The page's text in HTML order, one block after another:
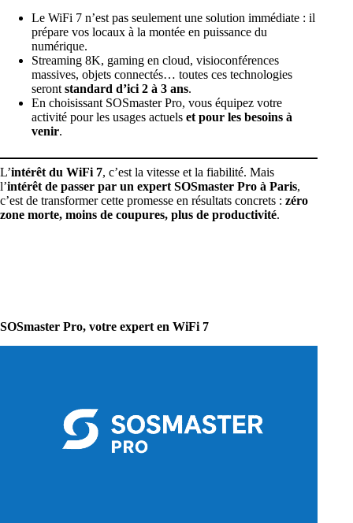
Le WiFi 7 n’est pas seulement une solution immédiate : il
prépare vos locaux à la montée en puissance du
numérique.
Streaming 8K, gaming en cloud, visioconférences
massives, objets connectés… toutes ces technologies
seront standard d’ici 2 à 3 ans.
En choisissant SOSmaster Pro, vous équipez votre
activité pour les usages actuels et pour les besoins à
venir.
L’intérêt du WiFi 7, c’est la vitesse et la fiabilité. Mais
l’intérêt de passer par un expert SOSmaster Pro à Paris,
c’est de transformer cette promesse en résultats concrets : zéro
zone morte, moins de coupures, plus de productivité.
SOSmaster Pro, votre expert en WiFi 7